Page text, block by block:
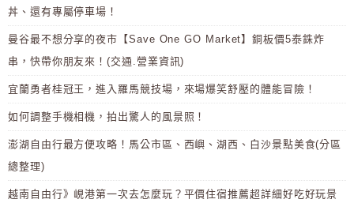
丼、還有專屬停車場！
曼谷最不想分享的夜市【Save One GO Market】銅板價5泰銖炸
串，快帶你朋友來！(交通.營業資訊)
宜蘭勇者桂冠王，進入羅馬競技場，來場爆笑舒壓的體能冒險！
如何調整手機相機，拍出驚人的風景照！
澎湖自由行最方便攻略！馬公市區、西嶼、湖西、白沙景點美食(分區
總整理)
越南自由行》峴港第一次去怎麼玩？平價住宿推薦超詳細好吃好玩景